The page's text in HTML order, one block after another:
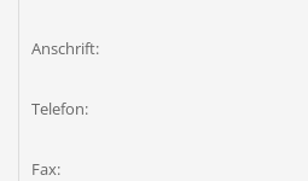
Anschrift:
Telefon:
Fax: